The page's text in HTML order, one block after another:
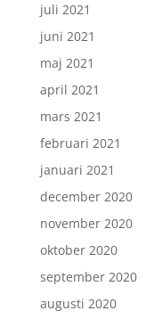
juli 2021
juni 2021
maj 2021
april 2021
mars 2021
februari 2021
januari 2021
december 2020
november 2020
oktober 2020
september 2020
augusti 2020